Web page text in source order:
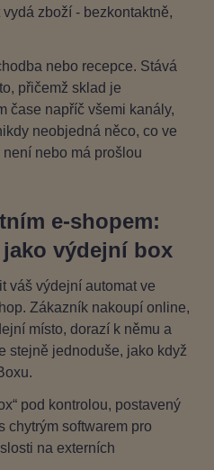
zboží - bezkontaktně,
nebo recepce. Stává
přičemž sklad je
čase napříč všemi kanály,
neobjedná něco, co ve
nebo má prošlou
e‑shopem:
výdejní box
váš výdejní automat ve
Zákazník nakoupí online,
místo, dorazí k němu a
stejně jednoduše, jako když
pod kontrolou, postavený
chytrým softwarem pro
na externích